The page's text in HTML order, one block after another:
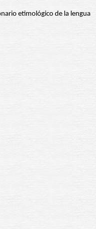
etimológico de la lengua